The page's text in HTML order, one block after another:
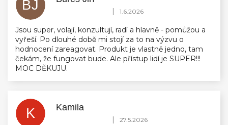
BJ Hodnocení obchodu je 5 z 5 hvězdiček.
| 1.6.2026
Jsou super, volají, konzultují, radí a hlavně - pomůžou a
vyřeší. Po dlouhé době mi stojí za to na výzvu o
hodnocení zareagovat. Produkt je vlastně jedno, tam
čekám, že fungovat bude. Ale přístup lidí je SUPER!!!
MOC DĚKUJU.
K Kamila
Hodnocení obchodu je 5 z 5 hvězdiček.
| 27.5.2026